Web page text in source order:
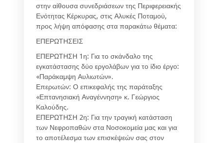
στην αίθουσα συνεδριάσεων της Περιφερειακής
Ενότητας Κέρκυρας, στις Αλυκές Ποταμού,
προς λήψη απόφασης στα παρακάτω θέματα:
ΕΠΕΡΩΤΗΣΕΙΣ
ΕΠΕΡΩΤΗΣΗ 1η: Για το σκάνδαλο της
εγκατάστασης δύο εργολάβων για το ίδιο έργο:
«Παράκαμψη Αυλιωτών».
Επερωτών: Ο επικεφαλής της παράταξης
«Επτανησιακή Αναγέννηση» κ. Γεώργιος
Καλούδης.
ΕΠΕΡΩΤΗΣΗ 2η: Για την τραγική κατάσταση
των Νεφροπαθών στα Νοσοκομεία μας και για
το αποτέλεσμα των επισκέψεών σας στον